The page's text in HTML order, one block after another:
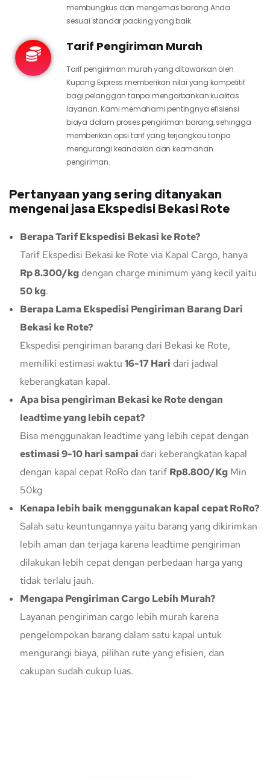
membungkus dan mengemas barang Anda
sesuai standar packing yang baik.
Tarif Pengiriman Murah
Tarif pengiriman murah yang ditawarkan oleh
Kupang Express memberikan nilai yang kompetitif
bagi pelanggan tanpa mengorbankan kualitas
layanan. Kami memahami pentingnya efisiensi
biaya dalam proses pengiriman barang, sehingga
memberikan opsi tarif yang terjangkau tanpa
mengurangi keandalan dan keamanan
pengiriman.
Pertanyaan yang sering ditanyakan
mengenai jasa Ekspedisi Bekasi Rote
Berapa Tarif Ekspedisi Bekasi ke Rote?
Tarif Ekspedisi Bekasi ke Rote via Kapal Cargo, hanya
Rp 8.300/kg dengan charge minimum yang kecil yaitu
50 kg.
Berapa Lama Ekspedisi Pengiriman Barang Dari
Bekasi ke Rote?
Ekspedisi pengiriman barang dari Bekasi ke Rote,
memiliki estimasi waktu 16-17 Hari dari jadwal
keberangkatan kapal.
Apa bisa pengiriman Bekasi ke Rote dengan
leadtime yang lebih cepat?
Bisa menggunakan leadtime yang lebih cepat dengan
estimasi 9-10 hari sampai dari keberangkatan kapal
dengan kapal cepat RoRo dan tarif Rp8.800/Kg Min
50kg
Kenapa lebih baik menggunakan kapal cepat RoRo?
Salah satu keuntungannya yaitu barang yang dikirimkan
lebih aman dan terjaga karena leadtime pengiriman
dilakukan lebih cepat dengan perbedaan harga yang
tidak terlalu jauh.
Mengapa Pengiriman Cargo Lebih Murah?
Layanan pengiriman cargo lebih murah karena
pengelompokan barang dalam satu kapal untuk
mengurangi biaya, pilihan rute yang efisien, dan
cakupan sudah cukup luas.